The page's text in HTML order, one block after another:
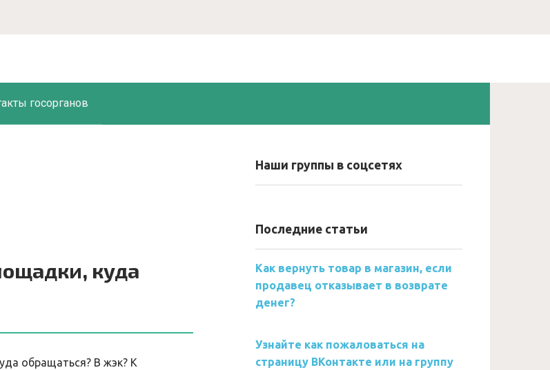
госорганов
куда
обращаться? В жэк? К
Наши группы в соцсетях
Последние статьи
Как вернуть товар в магазин, если
продавец отказывает в возврате
денег?
Узнайте как пожаловаться на
страницу ВКонтакте или на группу